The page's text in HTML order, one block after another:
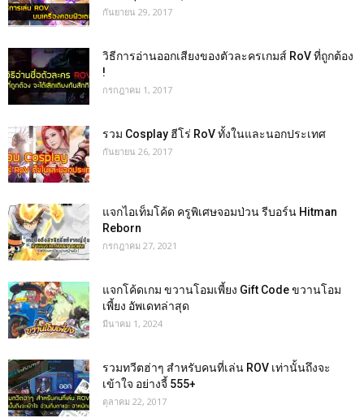
กันยายน 29, 2017
วิธีการอ่านออกเสียงของตัวละครเกมส์ RoV ที่ถูกต้อง
!
กรกฎาคม 1, 2017
รวม Cosplay ฮีโร่ RoV ทั้งในและนอกประเทศ
กันยายน 26, 2017
แจกไอเท็มโค้ด ครูพิเศษจอมป่วน รีบอร์น Hitman
Reborn
กรกฎาคม 27, 2021
แจกโค้ดเกม ขวานโอมเพี้ยง Gift Code ขวานโอม
เพี้ยง อัพเดทล่าสุด
มีนาคม 1, 2024
รวมทวีตฮ่าๆ สำหรับคนที่เล่น ROV เท่านั้นถึงจะ
เข้าใจ อย่างจี้ 555+
ตุลาคม 22, 2017